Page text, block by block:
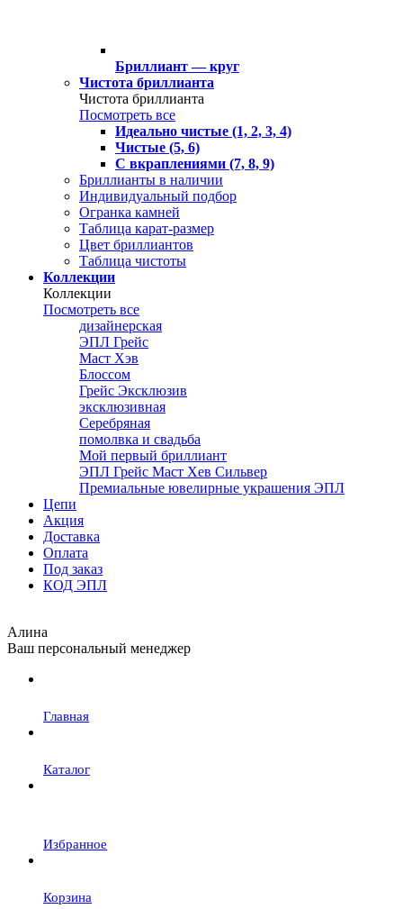
Бриллиант — круг
Чистота бриллианта
Чистота бриллианта
Посмотреть все
Идеально чистые (1, 2, 3, 4)
Чистые (5, 6)
С вкраплениями (7, 8, 9)
Бриллианты в наличии
Индивидуальный подбор
Огранка камней
Таблица карат-размер
Цвет бриллиантов
Таблица чистоты
Коллекции
Коллекции
Посмотреть все
дизайнерская
ЭПЛ Грейс
Маст Хэв
Блоссом
Грейс Эксклюзив
эксклюзивная
Серебряная
помолвка и свадьба
Мой первый бриллиант
ЭПЛ Грейс Маст Хев Сильвер
Премиальные ювелирные украшения ЭПЛ
Цепи
Акция
Доставка
Оплата
Под заказ
КОД ЭПЛ
Алина
Ваш персональный менеджер
Главная
Каталог
Избранное
Корзина